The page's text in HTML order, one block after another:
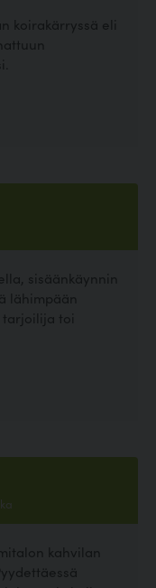
koirakärryssä eli
sisäänkäynnin
lähimpään
tarjoilija toi
kahvilan